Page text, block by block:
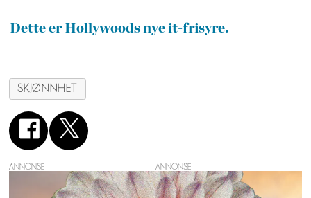
Dette er Hollywoods nye it-frisyre.
SKJØNNHET
ANNONSE